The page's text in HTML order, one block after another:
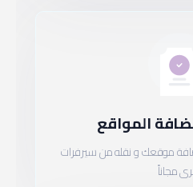
المواقع
موقعك و نقله من سيرفرات
مجاناً